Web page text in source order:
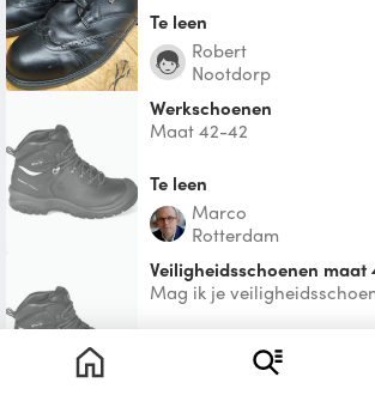
S1, EN ISO 20345:2007.
Te leen
Robert
Nootdorp
Werkschoenen
Maat 42-42
Te leen
Marco
Rotterdam
Veiligheidsschoenen maat
Mag ik je
Esmeralda